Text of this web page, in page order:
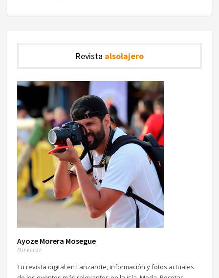
Revista alsolajero
Ayoze Morera Mosegue
Director
Tu revista digital en Lanzarote, información y fotos actuales